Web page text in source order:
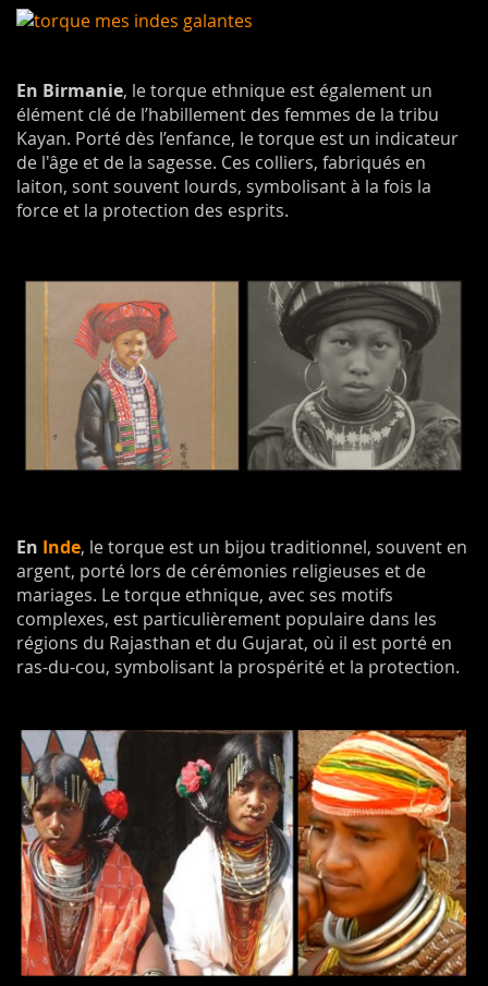
En Birmanie, le torque ethnique est également un
élément clé de l’habillement des femmes de la tribu
Kayan. Porté dès l’enfance, le torque est un indicateur
de l'âge et de la sagesse. Ces colliers, fabriqués en
laiton, sont souvent lourds, symbolisant à la fois la
force et la protection des esprits.
En Inde, le torque est un bijou traditionnel, souvent en
argent, porté lors de cérémonies religieuses et de
mariages. Le torque ethnique, avec ses motifs
complexes, est particulièrement populaire dans les
régions du Rajasthan et du Gujarat, où il est porté en
ras-du-cou, symbolisant la prospérité et la protection.